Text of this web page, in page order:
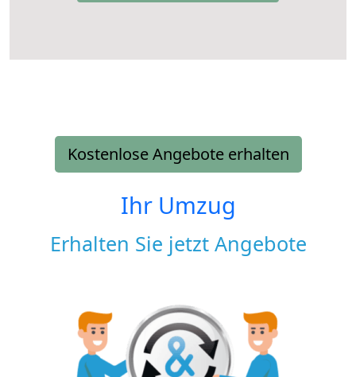
Kostenlose Angebote erhalten
Ihr Umzug
Erhalten Sie jetzt Angebote